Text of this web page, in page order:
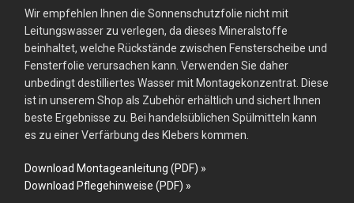
Wir empfehlen Ihnen die Sonnenschutzfolie nicht mit
Leitungswasser zu verlegen, da dieses Mineralstoffe
beinhaltet, welche Rückstände zwischen Fensterscheibe und
Fensterfolie verursachen kann. Verwenden Sie daher
unbedingt destilliertes Wasser mit Montagekonzentrat. Diese
ist in unserem Shop als Zubehör erhältlich und sichert Ihnen
beste Ergebnisse zu. Bei handelsüblichen Spülmitteln kann
es zu einer Verfärbung des Klebers kommen.
Download Montageanleitung (PDF) »
Download Pflegehinweise (PDF) »